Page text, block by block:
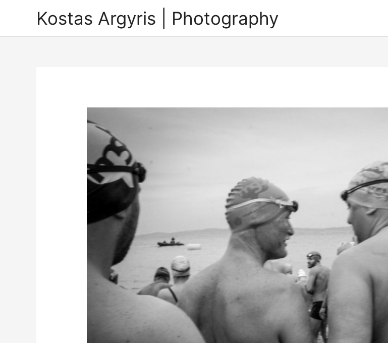
Kostas Argyris | Photography